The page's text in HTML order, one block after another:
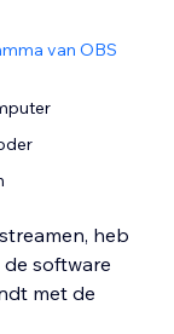
van OBS
heb
de software
met de